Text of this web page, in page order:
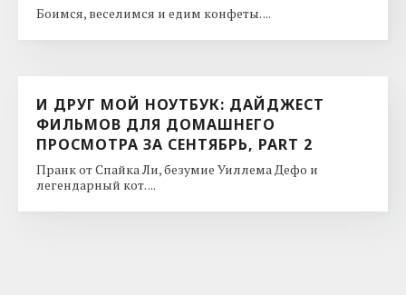
Боимся, веселимся и едим конфеты. ...
И ДРУГ МОЙ НОУТБУК: ДАЙДЖЕСТ
ФИЛЬМОВ ДЛЯ ДОМАШНЕГО
ПРОСМОТРА ЗА СЕНТЯБРЬ, PART 2
Пранк от Спайка Ли, безумие Уиллема Дефо и
легендарный кот. ...